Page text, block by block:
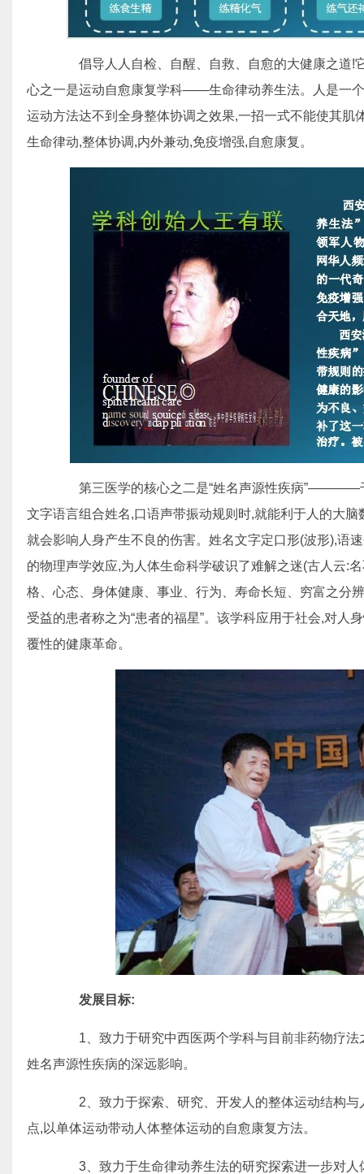
倡导人人自检、自醒、自救、自愈的大健康之道!
心之一是运动自愈康复学科——生命律动养生法。人是一
运动方法达不到全身整体协调之效果,一招一式不能使其
生命律动,整体协调,内外兼动,免疫增强,自愈康复。
第三医学的核心之二是“姓名声源性疾病”————
文字语言组合姓名,口语声带振动规则时,就能利于人的大
就会影响人身产生不良的伤害。姓名文字定口形(波形),语
的物理声学效应,为人体生命科学破识了难解之迷(古人云:
格、心态、身体健康、事业、行为、寿命长短、穷富之分
受益的患者称之为“患者的福星”。该学科应用于社会,对人
覆性的健康革命。
发展目标:
1、致力于研究中西医两个学科与目前非药物疗法
姓名声源性疾病的深远影响。
2、致力于探索、研究、开发人的整体运动结构与
点,以单体运动带动人体整体运动的自愈康复方法。
3、致力于生命律动养生法的研究探索进一步对人